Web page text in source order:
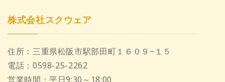
株式会社スクウェア
住所： 三重県松阪市駅部田町１６０９−１５
電話： 0598-25-2262
営業時間：平日9:30～18:00